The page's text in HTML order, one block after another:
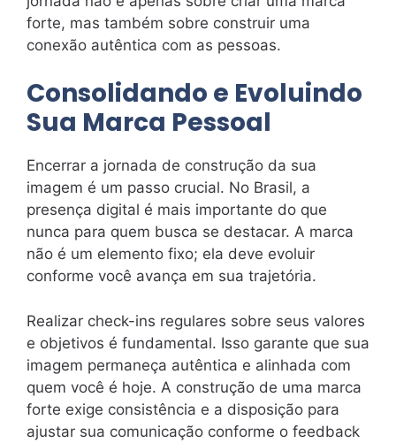
forte, mas também sobre construir uma
conexão autêntica com as pessoas.
Consolidando e Evoluindo
Sua Marca Pessoal
Encerrar a jornada de construção da sua
imagem é um passo crucial. No Brasil, a
presença digital é mais importante do que
nunca para quem busca se destacar. A marca
não é um elemento fixo; ela deve evoluir
conforme você avança em sua trajetória.
Realizar check-ins regulares sobre seus valores
e objetivos é fundamental. Isso garante que sua
imagem permaneça autêntica e alinhada com
quem você é hoje. A construção de uma marca
forte exige consistência e a disposição para
ajustar sua comunicação conforme o feedback